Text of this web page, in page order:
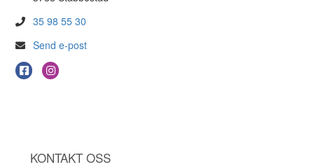
35 98 55 30
Send e-post
KONTAKT OSS